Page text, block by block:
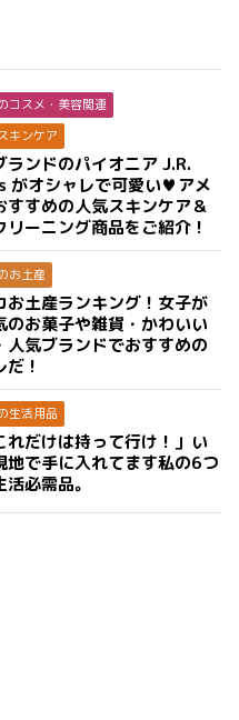
コスメ・美容関連
キンケア
ランドのパイオニア J.R.
がオシャレで可愛い♥アメ
すすめの人気スキンケア＆
リーニング商品をご紹介！
お土産
お土産ランキング！女子が
のお菓子や雑貨・かわいい
人気ブランドでおすすめの
！
生活用品
れだけは持って行け！」い
地で手に入れてます私の6つ
必需品。